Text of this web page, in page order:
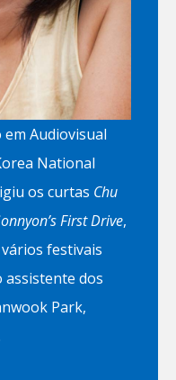
Audiovisual
National
os curtas Chu
First Drive,
festivais
assistente dos
Park,